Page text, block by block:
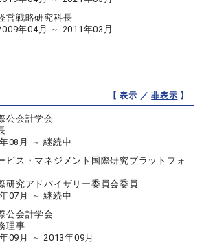
営戦略研究科長
年04月 ～ 2011年03月
【 表示 ／非表示 】
公会計学会
08月 ～ 継続中
ビス・マネジメント国際研究プラットフォ
研究アドバイザリー委員会委員
07月 ～ 継続中
公会計学会
理事
09月 ～ 2013年09月